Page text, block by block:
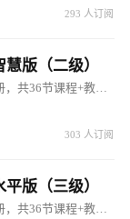
293 人订阅
版（二级）
适合4-6岁，智慧版上/下册，共36节课程+教材+测评证书
303 人订阅
版（三级）
适合7-9岁，水平版上/下册，共36节课程+教材作业